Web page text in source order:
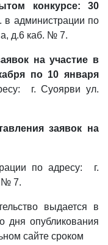
конкурсе: 30
в администрации по
д.6 каб. № 7.
на участие в
по 10 января
г. Суоярви ул.
заявок на
по адресу: г.
№ 7.
выдается в
дня опубликования
сайте сроком